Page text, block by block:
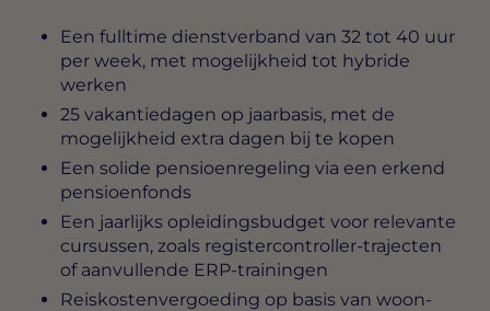
Een fulltime dienstverband van 32 tot 40 uur
per week, met mogelijkheid tot hybride
werken
25 vakantiedagen op jaarbasis, met de
mogelijkheid extra dagen bij te kopen
Een solide pensioenregeling via een erkend
pensioenfonds
Een jaarlijks opleidingsbudget voor relevante
cursussen, zoals registercontroller-trajecten
of aanvullende ERP-trainingen
Reiskostenvergoeding op basis van woon-